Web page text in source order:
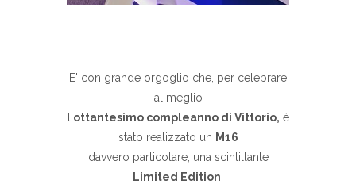
E' con grande orgoglio che, per celebrare
al meglio
l'ottantesimo compleanno di Vittorio, è
stato realizzato un M16
davvero particolare, una scintillante
Limited Edition